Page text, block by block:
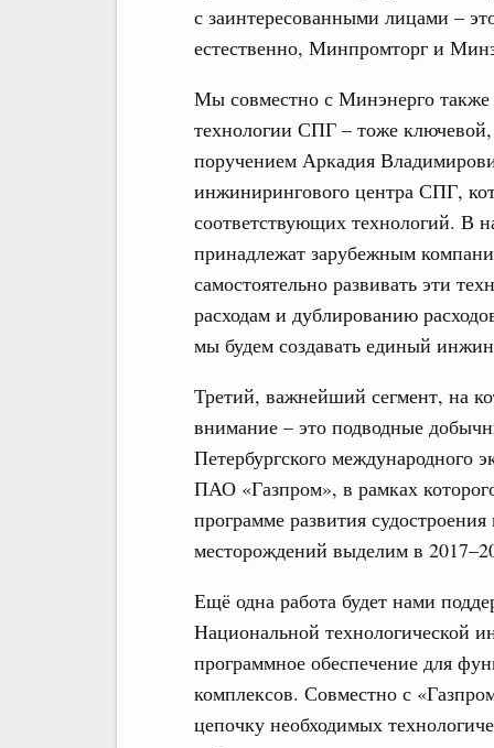
с заинтересованными лицами –
естественно, Минпромторг и
Мы совместно с Минэнерго также
технологии СПГ – тоже
поручением Аркадия
инжинирингового центра СПГ,
соответствующих технологий. В
принадлежат зарубежным
самостоятельно развивать эти
расходам и дублированию
мы будем создавать единый
Третий, важнейший сегмент, на
внимание – это подводные
Петербургского международного
ПАО «Газпром», в рамках
программе развития
месторождений выделим в
Ещё одна работа будет нами
Национальной технологической
программное обеспечение для
комплексов. Совместно с
цепочку необходимых